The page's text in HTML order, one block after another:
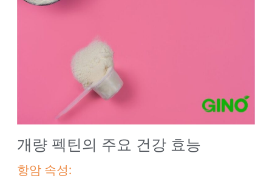
개량 펙틴의 주요 건강 효능
항암 속성: